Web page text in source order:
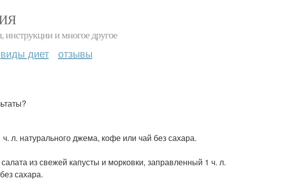
инструкции и многое другое
виды диет отзывы
л. натурального джема, кофе или чай без сахара.
из свежей капусты и морковки, заправленный 1 ч. л.
сахара.